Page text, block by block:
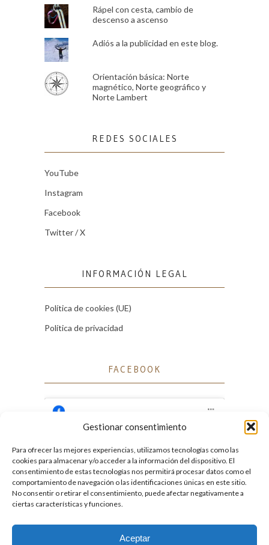
Gestionar consentimiento
Para ofrecer las mejores experiencias, utilizamos tecnologías como las
cookies para almacenar y/o acceder a la información del dispositivo. El
consentimiento de estas tecnologías nos permitirá procesar datos como el
comportamiento de navegación o las identificaciones únicas en este sitio.
No consentir o retirar el consentimiento, puede afectar negativamente a
ciertas características y funciones.
Aceptar
Rápel con cesta, cambio de
descenso a ascenso
Adiós a la publicidad en este blog.
Orientación básica: Norte
magnético, Norte geográfico y
Norte Lambert
REDES SOCIALES
YouTube
Instagram
Facebook
Twitter / X
INFORMACIÓN LEGAL
Política de cookies (UE)
Política de privacidad
FACEBOOK
Facebook
Haz clic para aceptar cookies de marketing
y permitir este contenido